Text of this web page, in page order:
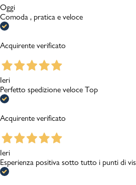
Oggi
Comoda , pratica e veloce
Acquirente verificato
Ieri
Perfetto spedizione veloce Top
Acquirente verificato
Ieri
Esperienza positiva sotto tutto i punti di